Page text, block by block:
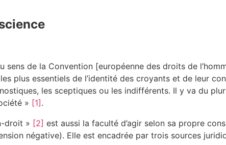
sens de la Convention [européenne des droits de
plus essentiels de l’identité des croyants et de leur
les sceptiques ou les indifférents. Il y va du
» [1].
droit » [2] est aussi la faculté d’agir selon sa propre
négative). Elle est encadrée par trois sources